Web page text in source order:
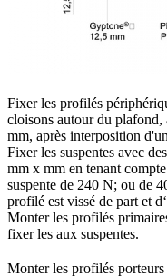
Fixer les profilés
cloisons autour du plafond,
mm, après interposition
Fixer les suspentes avec
mm x mm en tenant
suspente de 240 N; ou de
profilé est vissé de part et
Monter les profilés
fixer les aux suspentes.
Monter les profilés